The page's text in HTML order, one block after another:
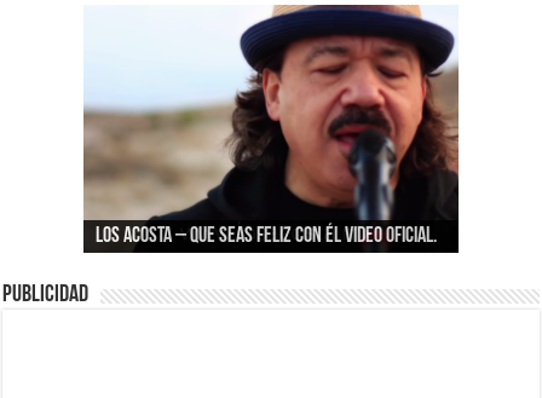
LOS ACOSTA – Que seas feliz con él Video oficial.
La Arrolladora Banda El Limón De René Camacho
– No He Logrado Aprender
Vicente Fernández – Por Tu Maldito Amor
Publicidad